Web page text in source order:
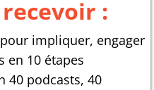
:
impliquer, engager
en 10 étapes
40 podcasts, 40